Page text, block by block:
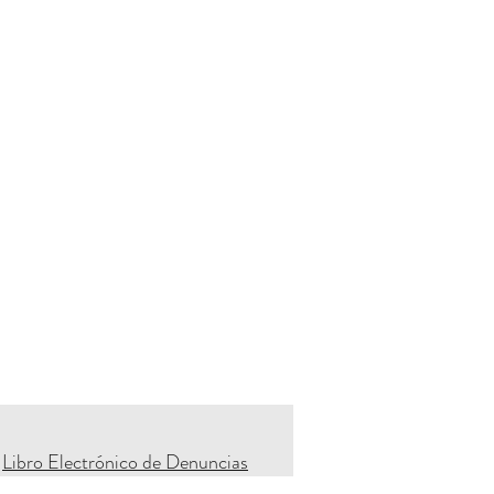
Libro Electrónico de Denuncias